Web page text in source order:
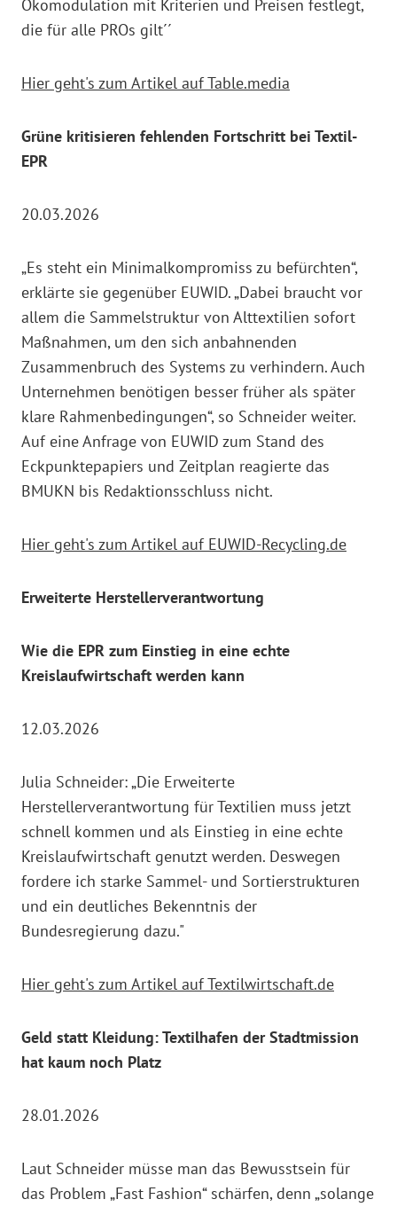
Ökomodulation mit Kriterien und Preisen festlegt,
die für alle PROs gilt´´
Hier geht's zum Artikel auf Table.media
Grüne kritisieren fehlenden Fortschritt bei Textil-
EPR
20.03.2026
„Es steht ein Minimalkompromiss zu befürchten“,
erklärte sie gegenüber EUWID. „Dabei braucht vor
allem die Sammelstruktur von Alttextilien sofort
Maßnahmen, um den sich anbahnenden
Zusammenbruch des Systems zu verhindern. Auch
Unternehmen benötigen besser früher als später
klare Rahmenbedingungen“, so Schneider weiter.
Auf eine Anfrage von EUWID zum Stand des
Eckpunktepapiers und Zeitplan reagierte das
BMUKN bis Redaktionsschluss nicht.
Hier geht's zum Artikel auf EUWID-Recycling.de
Erweiterte Herstellerverantwortung
Wie die EPR zum Einstieg in eine echte
Kreislaufwirtschaft werden kann
12.03.2026
Julia Schneider: „Die Erweiterte
Herstellerverantwortung für Textilien muss jetzt
schnell kommen und als Einstieg in eine echte
Kreislaufwirtschaft genutzt werden. Deswegen
fordere ich starke Sammel- und Sortierstrukturen
und ein deutliches Bekenntnis der
Bundesregierung dazu."
Hier geht's zum Artikel auf Textilwirtschaft.de
Geld statt Kleidung: Textilhafen der Stadtmission
hat kaum noch Platz
28.01.2026
Laut Schneider müsse man das Bewusstsein für
das Problem „Fast Fashion“ schärfen, denn „solange